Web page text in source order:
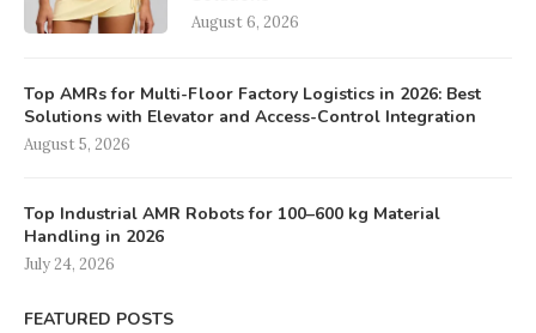
August 6, 2026
Top AMRs for Multi-Floor Factory Logistics in 2026: Best
Solutions with Elevator and Access-Control Integration
August 5, 2026
Top Industrial AMR Robots for 100–600 kg Material
Handling in 2026
July 24, 2026
FEATURED POSTS